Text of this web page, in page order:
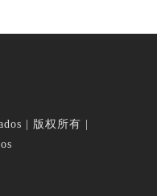
| 版权所有 |